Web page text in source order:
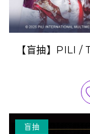
【盲抽】PILI /
盲抽